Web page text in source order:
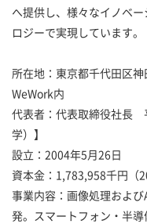
へ提供し、様々なイノベ
ロジーで実現しています。
所在地：東京都千代田区
WeWork内
代表者：代表取締役社長
学）】
設立：2004年5月26日
資本金：1,783,958千円（
事業内容：画像処理およ
発。スマートフォン・半